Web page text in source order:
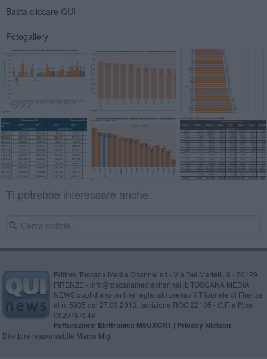
Basta cliccare QUI
Fotogallery
Ti potrebbe interessare anche:
Editore Toscana Media Channel srl - Via Dei Martelli, 8 - 50129
FIRENZE - info@toscanamediachannel.it. TOSCANA MEDIA
NEWS quotidiano on line registrato presso il Tribunale di Firenze
al n. 5935 del 27.09.2013. Iscrizione ROC 22105 - C.F. e P.Iva
0620787048
Fatturazione Elettronica M5UXCR1 | Privacy Nielsen
Direttore responsabile Marco Migli